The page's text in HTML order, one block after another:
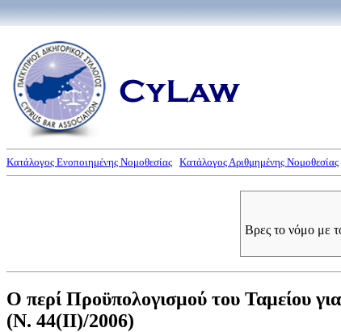
Κατάλογος Ενοποιημένης Νομοθεσίας Κατάλογος Αριθμημένης Νομοθεσίας
Βρες το νόμο με
Ο περί Προϋπολογισμού του Ταμείου
(Ν. 44(II)/2006)